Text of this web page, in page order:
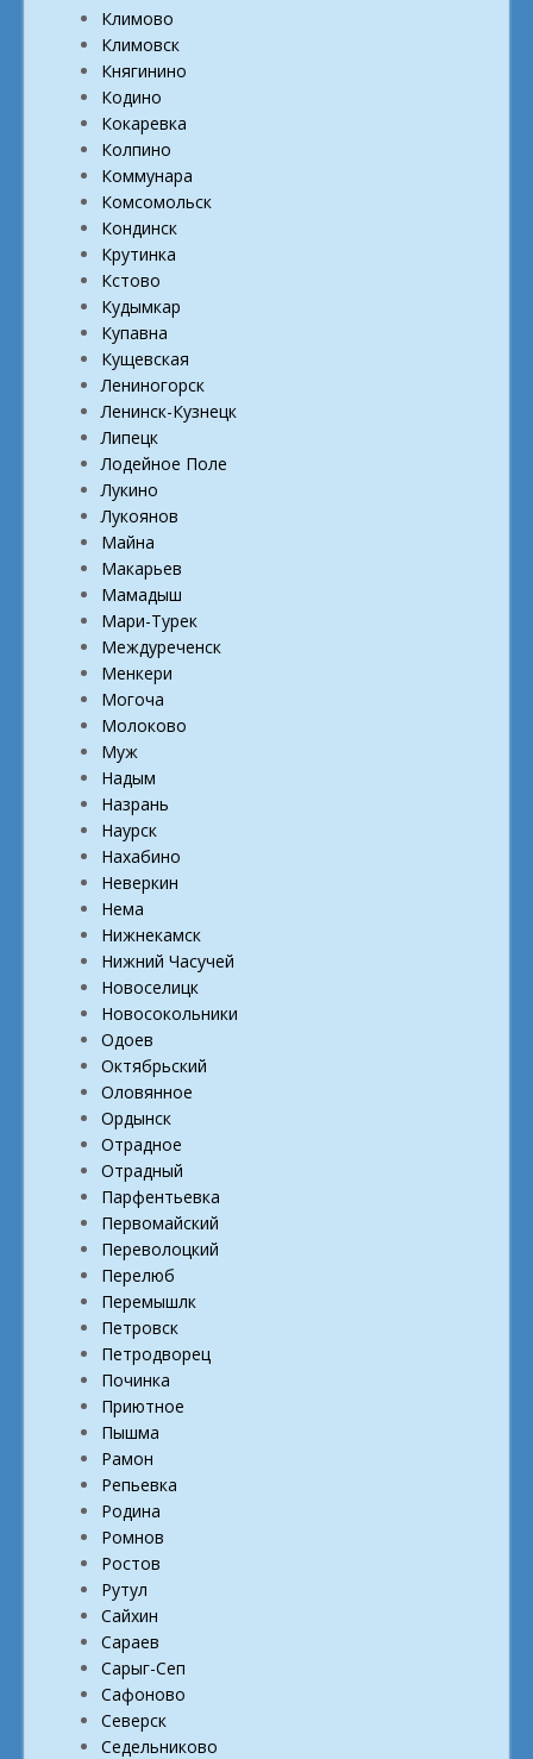
Климово
Климовск
Княгинино
Кодино
Кокаревка
Колпино
Коммунара
Комсомольск
Кондинск
Крутинка
Кстово
Кудымкар
Купавна
Кущевская
Лениногорск
Ленинск-Кузнецк
Липецк
Лодейное Поле
Лукино
Лукоянов
Майна
Макарьев
Мамадыш
Мари-Турек
Междуреченск
Менкери
Могоча
Молоково
Муж
Надым
Назрань
Наурск
Нахабино
Неверкин
Нема
Нижнекамск
Нижний Часучей
Новоселицк
Новосокольники
Одоев
Октябрьский
Оловянное
Ордынск
Отрадное
Отрадный
Парфентьевка
Первомайский
Переволоцкий
Перелюб
Перемышлк
Петровск
Петродворец
Починка
Приютное
Пышма
Рамон
Репьевка
Родина
Ромнов
Ростов
Рутул
Сайхин
Сараев
Сарыг-Сеп
Сафоново
Северск
Седельниково